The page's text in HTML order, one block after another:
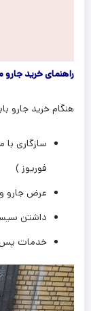
راهنمای خرید جارو
هنگام خرید جارو
فوریوز )
عرض جارو
داشتن
خدمات پس